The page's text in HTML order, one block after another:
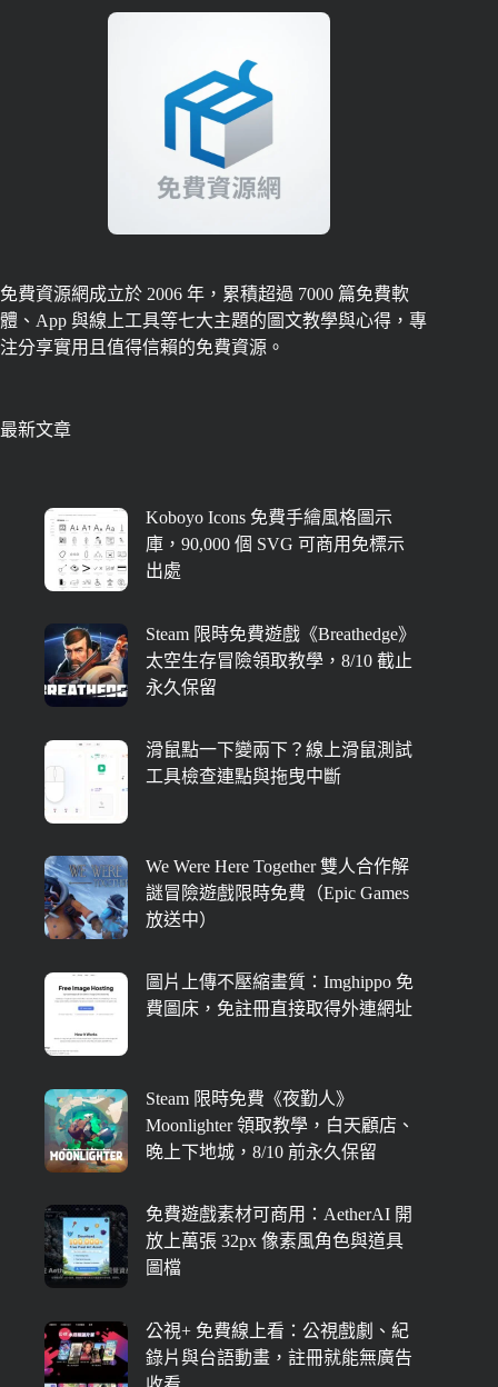
免費資源網成立於 2006 年，累積超過 7000 篇免費軟
體、App 與線上工具等七大主題的圖文教學與心得，專
注分享實用且值得信賴的免費資源。
最新文章
Koboyo Icons 免費手繪風格圖示
庫，90,000 個 SVG 可商用免標示
出處
Steam 限時免費遊戲《Breathedge》
太空生存冒險領取教學，8/10 截止
永久保留
滑鼠點一下變兩下？線上滑鼠測試
工具檢查連點與拖曳中斷
We Were Here Together 雙人合作解
謎冒險遊戲限時免費（Epic Games
放送中）
圖片上傳不壓縮畫質：Imghippo 免
費圖床，免註冊直接取得外連網址
Steam 限時免費《夜勤人》
Moonlighter 領取教學，白天顧店、
晚上下地城，8/10 前永久保留
免費遊戲素材可商用：AetherAI 開
放上萬張 32px 像素風角色與道具
圖檔
公視+ 免費線上看：公視戲劇、紀
錄片與台語動畫，註冊就能無廣告